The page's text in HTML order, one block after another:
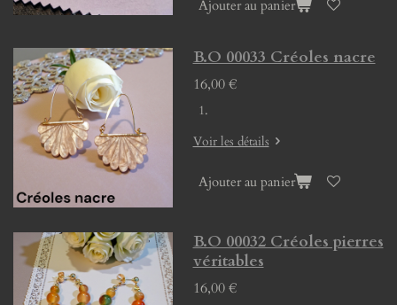
Ajouter au panier
B.O 00033 Créoles nacre
16,00 €
Voir les détails
Ajouter au panier
B.O 00032 Créoles pierres
véritables
16,00 €